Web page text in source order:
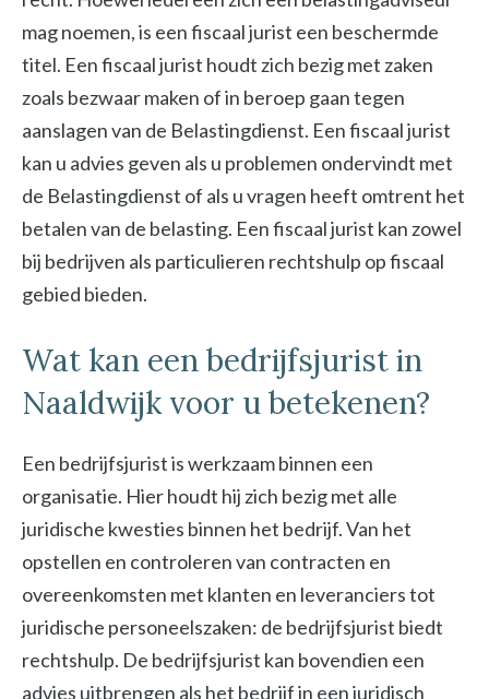
mag noemen, is een fiscaal jurist een beschermde
titel. Een fiscaal jurist houdt zich bezig met zaken
zoals bezwaar maken of in beroep gaan tegen
aanslagen van de Belastingdienst. Een fiscaal jurist
kan u advies geven als u problemen ondervindt met
de Belastingdienst of als u vragen heeft omtrent het
betalen van de belasting. Een fiscaal jurist kan zowel
bij bedrijven als particulieren rechtshulp op fiscaal
gebied bieden.
Wat kan een bedrijfsjurist in
Naaldwijk voor u betekenen?
Een bedrijfsjurist is werkzaam binnen een
organisatie. Hier houdt hij zich bezig met alle
juridische kwesties binnen het bedrijf. Van het
opstellen en controleren van contracten en
overeenkomsten met klanten en leveranciers tot
juridische personeelszaken: de bedrijfsjurist biedt
rechtshulp. De bedrijfsjurist kan bovendien een
advies uitbrengen als het bedrijf in een juridisch